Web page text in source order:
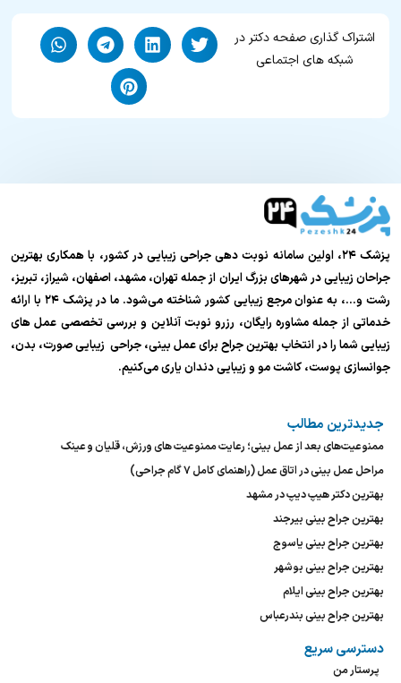
اشتراک گذاری صفحه دکتر در
شبکه های اجتماعی
پزشک ۲۴، اولین سامانه نوبت دهی جراحی زیبایی در کشور، با همکاری بهترین
جراحان زیبایی در شهرهای بزرگ ایران از جمله تهران، مشهد، اصفهان، شیراز، تبریز،
رشت و…، به عنوان مرجع زیبایی کشور شناخته می‌شود. ما در پزشک ۲۴ با ارائه
خدماتی از جمله مشاوره رایگان، رزرو نوبت آنلاین و بررسی تخصصی عمل های
زیبایی شما را در انتخاب بهترین جراح برای عمل بینی، جراحی زیبایی صورت، بدن،
جوانسازی پوست، کاشت مو و زیبایی دندان یاری می‌کنیم.
جدیدترین مطالب
ممنوعیت‌های بعد از عمل بینی؛ رعایت ممنوعیت های ورزش، قلیان و عینک
مراحل عمل بینی در اتاق عمل (راهنمای کامل ۷ گام جراحی)
بهترین دکتر هیپ دیپ در مشهد
بهترین جراح بینی بیرجند
بهترین جراح بینی یاسوج
بهترین جراح بینی بوشهر
بهترین جراح بینی ایلام
بهترین جراح بینی بندرعباس
دسترسی سریع
پرستار من